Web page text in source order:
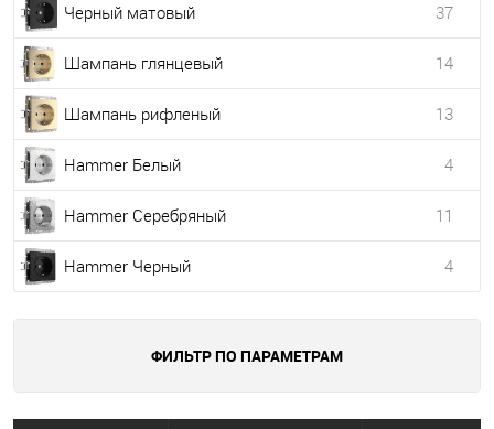
Черный матовый 37
Шампань глянцевый 14
Шампань рифленый 13
Hammer Белый 4
Hammer Серебряный 11
Hammer Черный 4
ФИЛЬТР ПО ПАРАМЕТРАМ